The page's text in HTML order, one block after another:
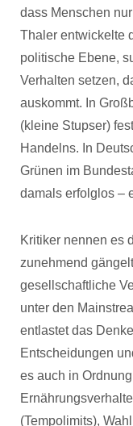
dass Menschen
Thaler entwickelte
politische Ebene,
Verhalten setzen,
auskommt. In
(kleine Stupser)
Handelns. In
Grünen im
damals erfolglos –
Kritiker nennen es
zunehmend
gesellschaftliche
unter den
entlastet das
Entscheidungen
es auch in
(Tempolimits),